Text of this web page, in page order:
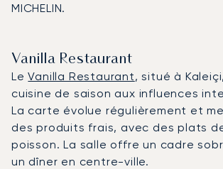
MICHELIN.
Vanilla Restaurant
LeVanilla Restaurant, situé à
cuisine de saison aux influences
La carte évolue régulièrement et
des produits frais, avec des plats
poisson. La salle offre un cadre
un dîner en centre-ville.